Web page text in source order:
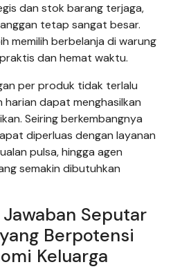
dan stok barang terjaga,
tetap sangat besar.
memilih berbelanja di warung
dan hemat waktu.
per produk tidak terlalu
harian dapat menghasilkan
Seiring berkembangnya
diperluas dengan layanan
pulsa, hingga agen
semakin dibutuhkan
Seputar
Berpotensi
Keluarga